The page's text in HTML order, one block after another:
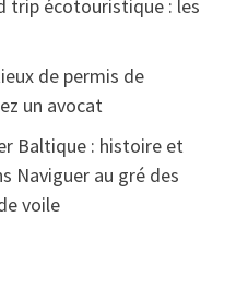
trip écotouristique : les
de permis de
un avocat
Baltique : histoire et
Naviguer au gré des
voile